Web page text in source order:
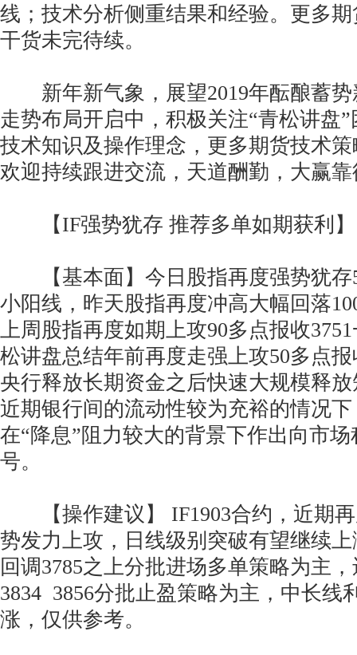
线；技术分析侧重结果和经验。更多
干货未完待续。
新年新气象，展望2019年酝酿蓄势
走势布局开启中，积极关注“青松讲盘
技术知识及操作理念，更多期货技术
欢迎持续跟进交流，天道酬勤，大赢
【IF强势犹存 推荐多单如期获利】
【基本面】今日股指再度强势犹存
小阳线，昨天股指再度冲高大幅回落
上周股指再度如期上攻90多点报收
松讲盘总结年前再度走强上攻50多点
央行释放长期资金之后快速大规模释
近期银行间的流动性较为充裕的情况
在“降息”阻力较大的背景下作出向市
号。
【操作建议】 IF1903合约，近期再
势发力上攻，日线级别突破有望继续
回调3785之上分批进场多单策略为主
3834 3856分批止盈策略为主，中长线
涨，仅供参考。